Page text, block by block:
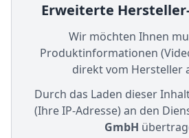
Erweiterte
Wir möchten Ihnen
Produktinformationen
direkt vom Hersteller
Durch das Laden dieser
(Ihre IP-Adresse) an den
GmbH